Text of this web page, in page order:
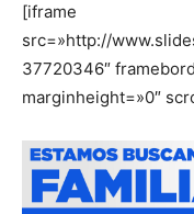
[iframe
src=»http://
37720346″
marginheight=»0″